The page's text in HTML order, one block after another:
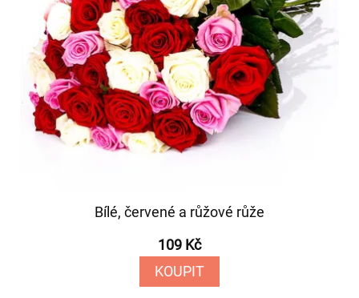
Bílé, červené a růžové růže
109 Kč
KOUPIT